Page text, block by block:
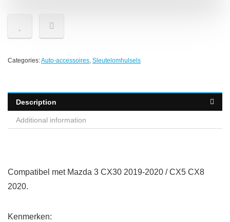
Categories:Auto-accessoires, Sleutelomhulsels
Description
Additional information
Compatibel met Mazda 3 CX30 2019-2020 / CX5 CX8
2020.
Kenmerken: